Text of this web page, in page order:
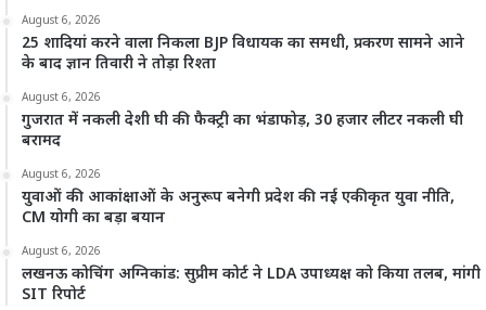
August 6, 2026
25 शादियां करने वाला निकला BJP विधायक का समधी, प्रकरण सामने आने
के बाद ज्ञान तिवारी ने तोड़ा रिश्ता
August 6, 2026
गुजरात में नकली देशी घी की फैक्ट्री का भंडाफोड़, 30 हजार लीटर नकली घी
बरामद
August 6, 2026
युवाओं की आकांक्षाओं के अनुरूप बनेगी प्रदेश की नई एकीकृत युवा नीति,
CM योगी का बड़ा बयान
August 6, 2026
लखनऊ कोचिंग अग्निकांड: सुप्रीम कोर्ट ने LDA उपाध्यक्ष को किया तलब, मांगी
SIT रिपोर्ट